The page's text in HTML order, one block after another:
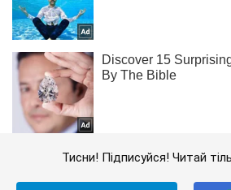
Тисни! Підписуйся! Читай